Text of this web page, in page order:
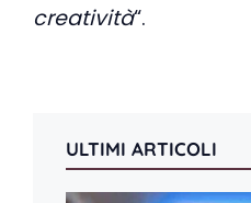
creatività“.
ULTIMI ARTICOLI